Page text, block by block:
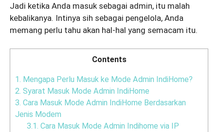
Jadi ketika Anda masuk sebagai admin, itu malah
kebalikanya. Intinya sih sebagai pengelola, Anda
memang perlu tahu akan hal-hal yang semacam itu.
Contents
1. Mengapa Perlu Masuk ke Mode Admin IndiHome?
2. Syarat Masuk Mode Admin IndiHome
3. Cara Masuk Mode Admin IndiHome Berdasarkan
Jenis Modem
3.1. Cara Masuk Mode Admin Indihome via IP